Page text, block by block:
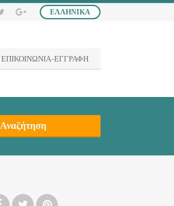
ΕΛΛΗΝΙΚΆ
ΕΠΙΚΟΙΝΩΝΙΑ-ΕΓΓΡΑΦΗ
Αναζήτηση